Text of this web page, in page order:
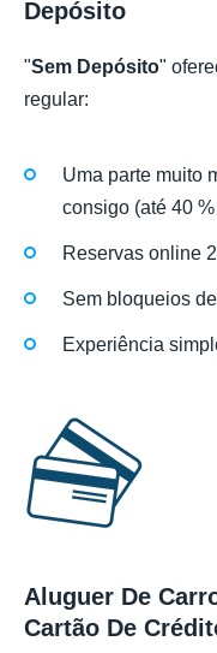
Depósito
"Sem Depósito"
regular:
Uma parte muito
consigo (até 40
Reservas online
Sem bloqueios
Experiência
Aluguer De
Cartão De